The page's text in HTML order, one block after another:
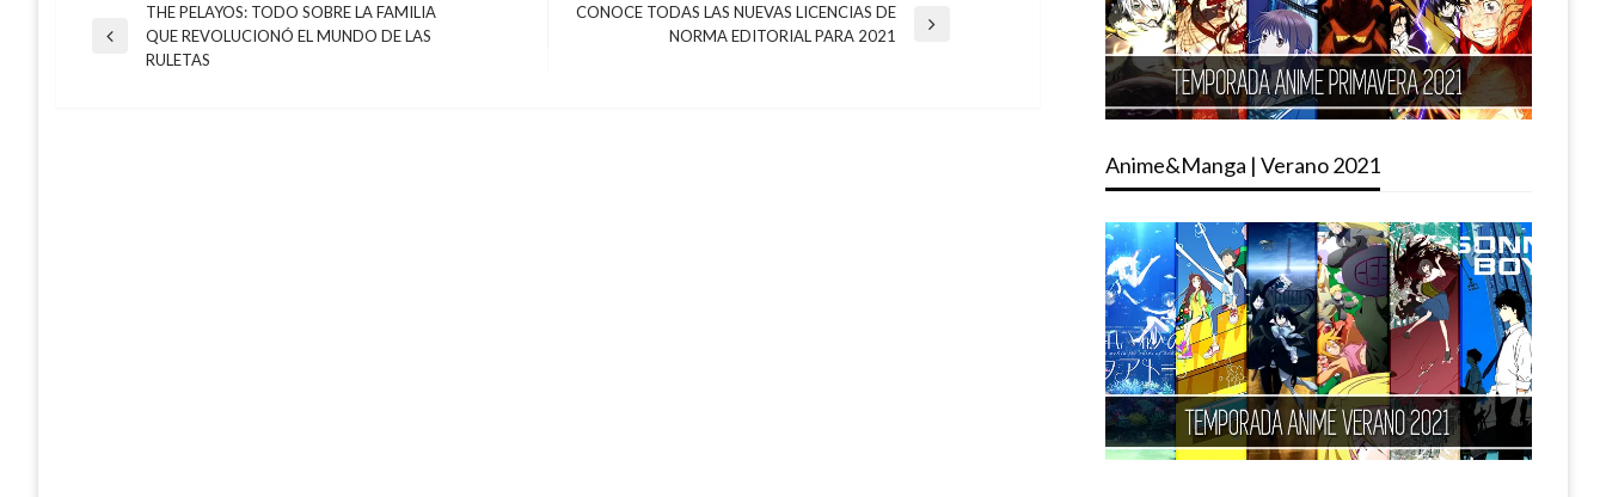
Navegación
Entrada
anterior
THE PELAYOS: TODO SOBRE LA FAMILIA
QUE REVOLUCIONÓ EL MUNDO DE LAS
RULETAS
CONOCE TODAS LAS NUEVAS LICENCIAS DE
NORMA EDITORIAL PARA 2021
Anime&Manga | Verano 2021